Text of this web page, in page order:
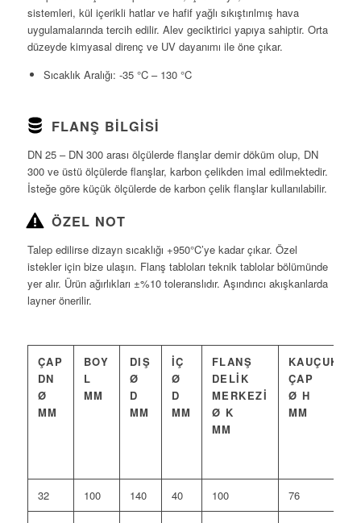
sistemleri, kül içerikli hatlar ve hafif yağlı sıkıştırılmış hava
uygulamalarında tercih edilir. Alev geciktirici yapıya sahiptir. Orta
düzeyde kimyasal direnç ve UV dayanımı ile öne çıkar.
Sıcaklık Aralığı: -35 °C – 130 °C
FLANŞ BILGISI
DN 25 – DN 300 arası ölçülerde flanşlar demir döküm olup, DN
300 ve üstü ölçülerde flanşlar, karbon çelikden imal edilmektedir.
İsteğe göre küçük ölçülerde de karbon çelik flanşlar kullanılabilir.
ÖZEL NOT
Talep edilirse dizayn sıcaklığı +950°C’ye kadar çıkar. Özel
istekler için bize ulaşın. Flanş tabloları teknik tablolar bölümünde
yer alır. Ürün ağırlıkları ±%10 toleranslıdır. Aşındırıcı akışkanlarda
layner önerilir.
ÇAP
DN
Ø
MM
BOY
L
MM
DIŞ
Ø
D
MM
İÇ
Ø
D
MM
FLANŞ
DELIK
MERKEZI
Ø K
MM
KAUÇUK
ÇAP
Ø H
MM
32 100 140 40 100 76